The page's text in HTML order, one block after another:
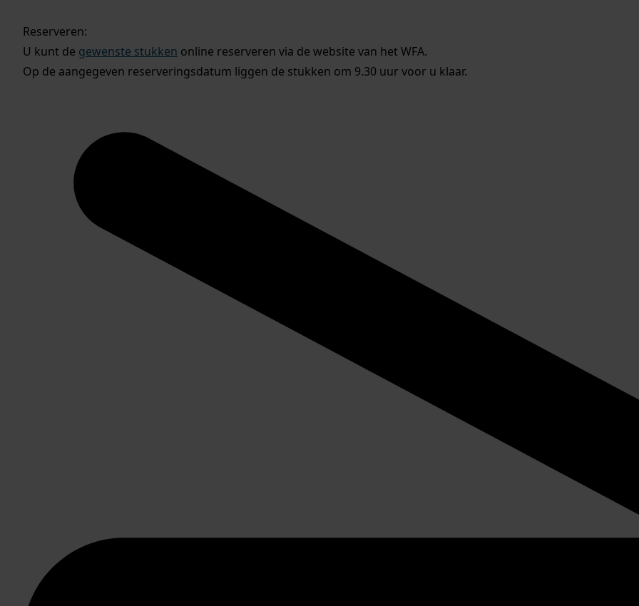
Reserveren:
U kunt de gewenste stukken online reserveren via de website van het WFA.
Op de aangegeven reserveringsdatum liggen de stukken om 9.30 uur voor u klaar.